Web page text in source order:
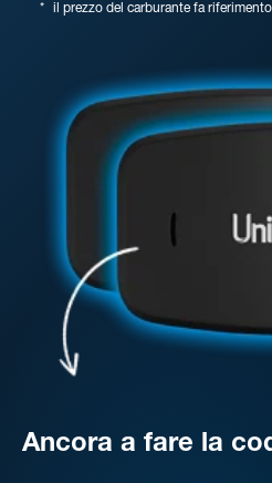
* il prezzo del carburante fa
Ancora a fare la